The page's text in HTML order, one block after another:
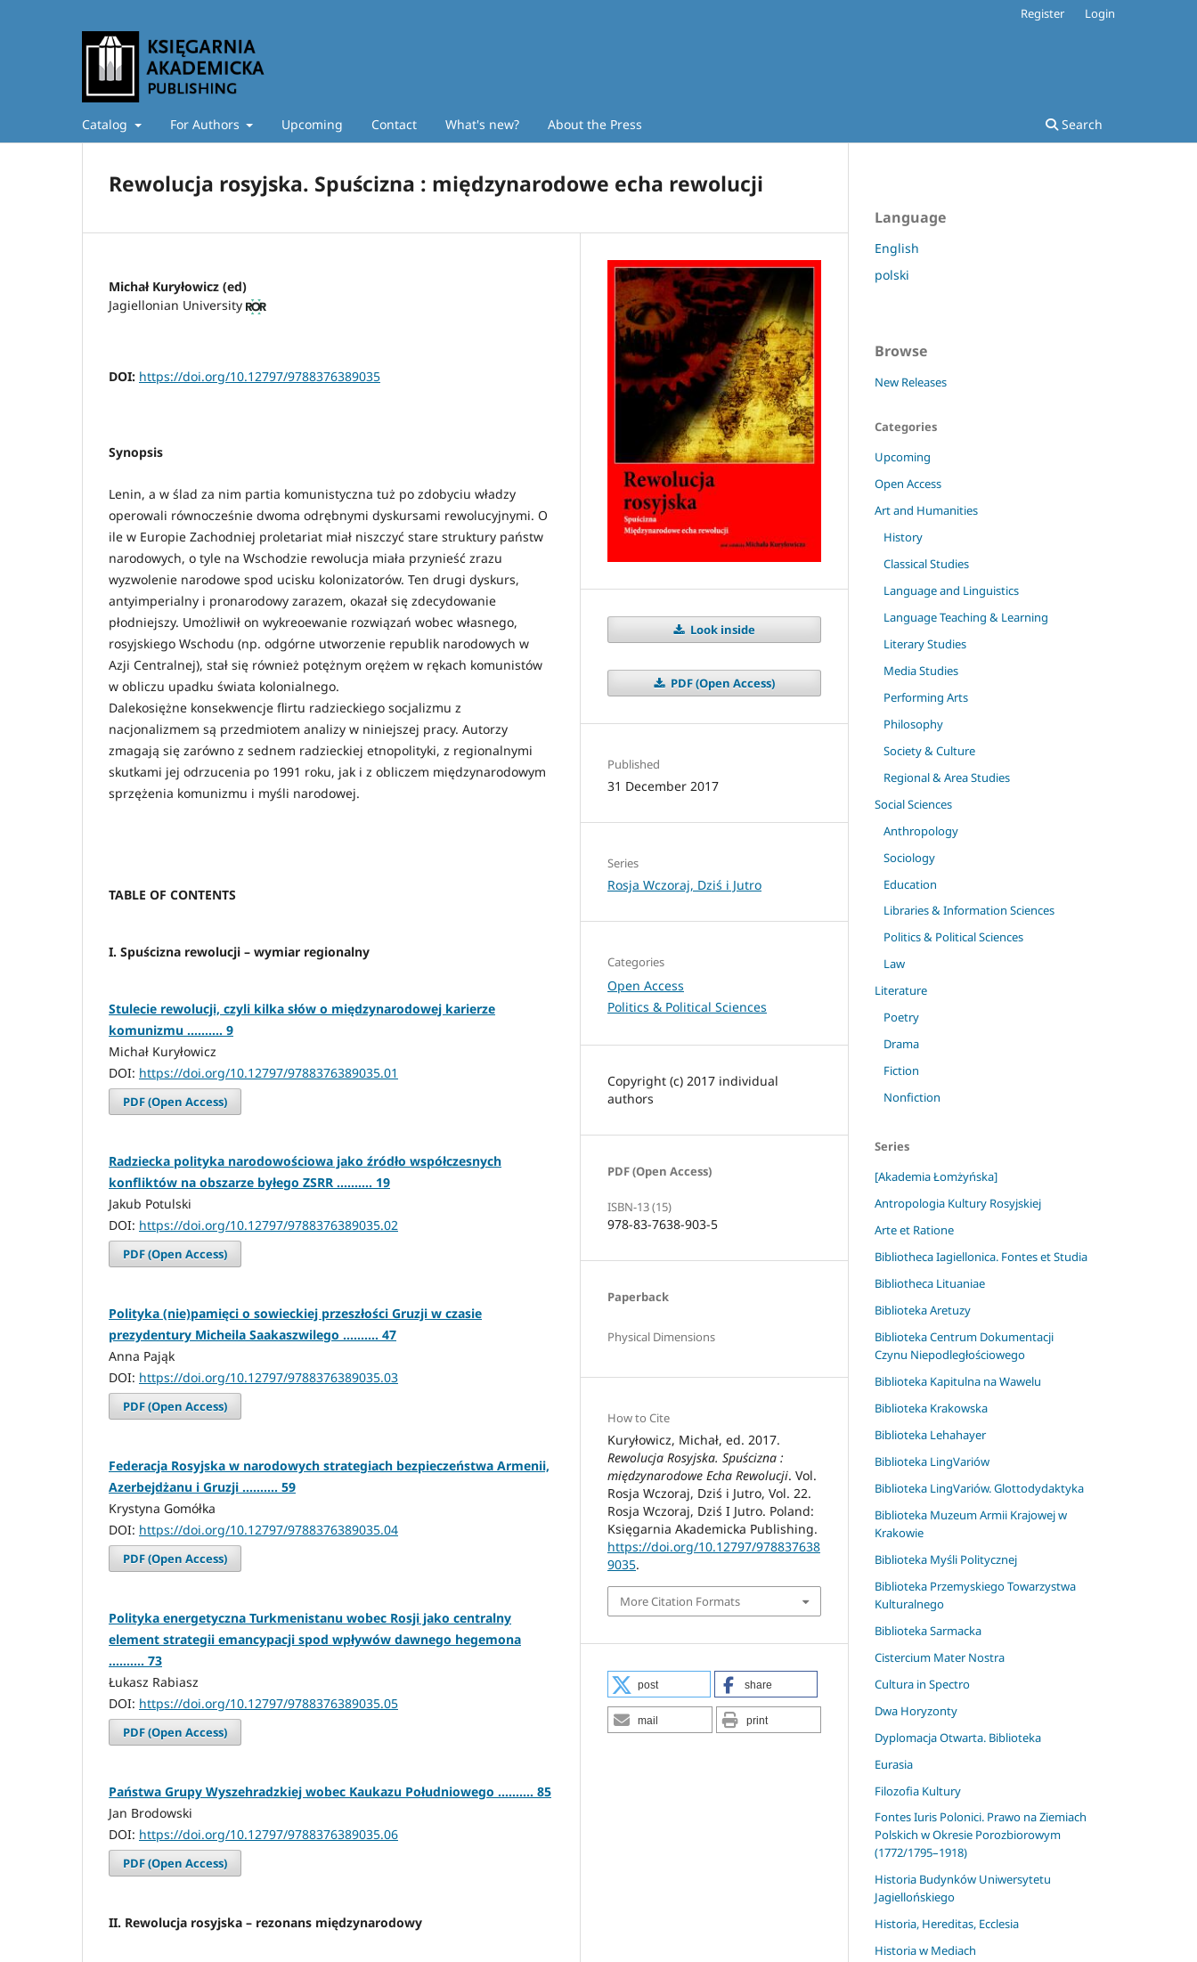
Catalog For Authors Upcoming Contact What's new? About the Press Search
Register Login
Rewolucja rosyjska. Spuścizna : międzynarodowe echa rewolucji
Michał Kuryłowicz (ed)
Jagiellonian University
DOI: https://doi.org/10.12797/9788376389035
Synopsis
Lenin, a w ślad za nim partia komunistyczna tuż po zdobyciu władzy
operowali równocześnie dwoma odrębnymi dyskursami rewolucyjnymi. O
ile w Europie Zachodniej proletariat miał niszczyć stare struktury państw
narodowych, o tyle na Wschodzie rewolucja miała przynieść zrazu
wyzwolenie narodowe spod ucisku kolonizatorów. Ten drugi dyskurs,
antyimperialny i pronarodowy zarazem, okazał się zdecydowanie
płodniejszy. Umożliwił on wykreoewanie rozwiązań wobec własnego,
rosyjskiego Wschodu (np. odgórne utworzenie republik narodowych w
Azji Centralnej), stał się również potężnym orężem w rękach komunistów
w obliczu upadku świata kolonialnego.
Dalekosiężne konsekwencje flirtu radzieckiego socjalizmu z
nacjonalizmem są przedmiotem analizy w niniejszej pracy. Autorzy
zmagają się zarówno z sednem radzieckiej etnopolityki, z regionalnymi
skutkami jej odrzucenia po 1991 roku, jak i z obliczem międzynarodowym
sprzężenia komunizmu i myśli narodowej.
TABLE OF CONTENTS
I. Spuścizna rewolucji – wymiar regionalny
Stulecie rewolucji, czyli kilka słów o międzynarodowej karierze
komunizmu .......... 9
Michał Kuryłowicz
DOI: https://doi.org/10.12797/9788376389035.01
PDF (Open Access)
Radziecka polityka narodowościowa jako źródło współczesnych
konfliktów na obszarze byłego ZSRR .......... 19
Jakub Potulski
DOI: https://doi.org/10.12797/9788376389035.02
PDF (Open Access)
Polityka (nie)pamięci o sowieckiej przeszłości Gruzji w czasie
prezydentury Micheila Saakaszwilego .......... 47
Anna Pająk
DOI: https://doi.org/10.12797/9788376389035.03
PDF (Open Access)
Federacja Rosyjska w narodowych strategiach bezpieczeństwa Armenii,
Azerbejdżanu i Gruzji .......... 59
Krystyna Gomółka
DOI: https://doi.org/10.12797/9788376389035.04
PDF (Open Access)
Polityka energetyczna Turkmenistanu wobec Rosji jako centralny
element strategii emancypacji spod wpływów dawnego hegemona
.......... 73
Łukasz Rabiasz
DOI: https://doi.org/10.12797/9788376389035.05
PDF (Open Access)
Państwa Grupy Wyszehradzkiej wobec Kaukazu Południowego .......... 85
Jan Brodowski
DOI: https://doi.org/10.12797/9788376389035.06
PDF (Open Access)
II. Rewolucja rosyjska – rezonans międzynarodowy
Look inside
PDF (Open Access)
Published
31 December 2017
Series
Rosja Wczoraj, Dziś i Jutro
Categories
Open Access
Politics & Political Sciences
Copyright (c) 2017 individual
authors
PDF (Open Access)
ISBN-13 (15)
978-83-7638-903-5
Paperback
Physical Dimensions
How to Cite
Kuryłowicz, Michał, ed. 2017.
Rewolucja Rosyjska. Spuścizna :
międzynarodowe Echa Rewolucji. Vol.
Rosja Wczoraj, Dziś i Jutro, Vol. 22.
Rosja Wczoraj, Dziś I Jutro. Poland:
Księgarnia Akademicka Publishing.
https://doi.org/10.12797/978837638
9035.
More Citation Formats
post share
mail print
Language
English
polski
Browse
New Releases
Categories
Upcoming
Open Access
Art and Humanities
History
Classical Studies
Language and Linguistics
Language Teaching & Learning
Literary Studies
Media Studies
Performing Arts
Philosophy
Society & Culture
Regional & Area Studies
Social Sciences
Anthropology
Sociology
Education
Libraries & Information Sciences
Politics & Political Sciences
Law
Literature
Poetry
Drama
Fiction
Nonfiction
Series
[Akademia Łomżyńska]
Antropologia Kultury Rosyjskiej
Arte et Ratione
Bibliotheca Iagiellonica. Fontes et Studia
Bibliotheca Lituaniae
Biblioteka Aretuzy
Biblioteka Centrum Dokumentacji
Czynu Niepodległościowego
Biblioteka Kapitulna na Wawelu
Biblioteka Krakowska
Biblioteka Lehahayer
Biblioteka LingVariów
Biblioteka LingVariów. Glottodydaktyka
Biblioteka Muzeum Armii Krajowej w
Krakowie
Biblioteka Myśli Politycznej
Biblioteka Przemyskiego Towarzystwa
Kulturalnego
Biblioteka Sarmacka
Cistercium Mater Nostra
Cultura in Spectro
Dwa Horyzonty
Dyplomacja Otwarta. Biblioteka
Eurasia
Filozofia Kultury
Fontes Iuris Polonici. Prawo na Ziemiach
Polskich w Okresie Porozbiorowym
(1772/1795–1918)
Historia Budynków Uniwersytetu
Jagiellońskiego
Historia, Hereditas, Ecclesia
Historia w Mediach